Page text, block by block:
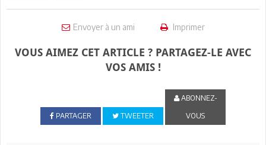
Envoyer à un ami Imprimer
VOUS AIMEZ CET ARTICLE ? PARTAGEZ-LE AVEC
VOS AMIS !
PARTAGER TWEETER
ABONNEZ-
VOUS